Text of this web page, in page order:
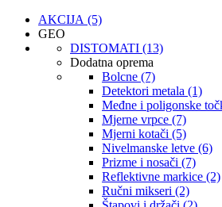
AKCIJA (5)
GEO
DISTOMATI (13)
Dodatna oprema
Bolcne (7)
Detektori metala (1)
Međne i poligonske
Mjerne vrpce (7)
Mjerni kotači (5)
Nivelmanske letve (6)
Prizme i nosači (7)
Reflektivne markice (2)
Ručni mikseri (2)